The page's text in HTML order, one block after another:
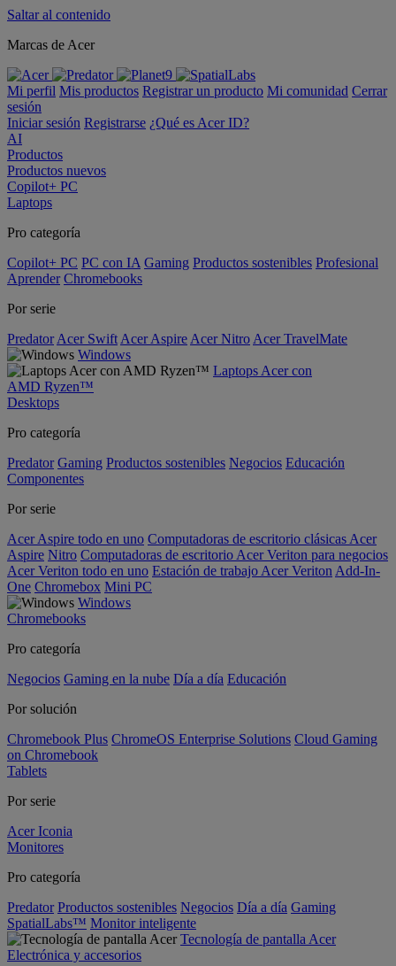
Saltar al contenido
Marcas de Acer
Mi perfil Mis productos Registrar un producto Mi comunidad Cerrar
sesión
Iniciar sesión Registrarse ¿Qué es Acer ID?
AI
Productos
Productos nuevos
Copilot+ PC
Laptops
Pro categoría
Copilot+ PC PC con IA Gaming Productos sostenibles Profesional
Aprender Chromebooks
Por serie
Predator Acer Swift Acer Aspire Acer Nitro Acer TravelMate
Windows
Laptops Acer con
AMD Ryzen™
Desktops
Pro categoría
Predator Gaming Productos sostenibles Negocios Educación
Componentes
Por serie
Acer Aspire todo en uno Computadoras de escritorio clásicas Acer
Aspire Nitro Computadoras de escritorio Acer Veriton para negocios
Acer Veriton todo en uno Estación de trabajo Acer Veriton Add-In-
One Chromebox Mini PC
Windows
Chromebooks
Pro categoría
Negocios Gaming en la nube Día a día Educación
Por solución
Chromebook Plus ChromeOS Enterprise Solutions Cloud Gaming
on Chromebook
Tablets
Por serie
Acer Iconia
Monitores
Pro categoría
Predator Productos sostenibles Negocios Día a día Gaming
SpatialLabs™ Monitor inteligente
Tecnología de pantalla Acer
Electrónica y accesorios